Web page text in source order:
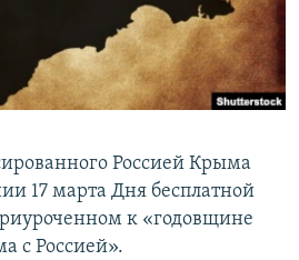
Россией Крыма
17 марта Дня бесплатной
к «годовщине
с Россией».